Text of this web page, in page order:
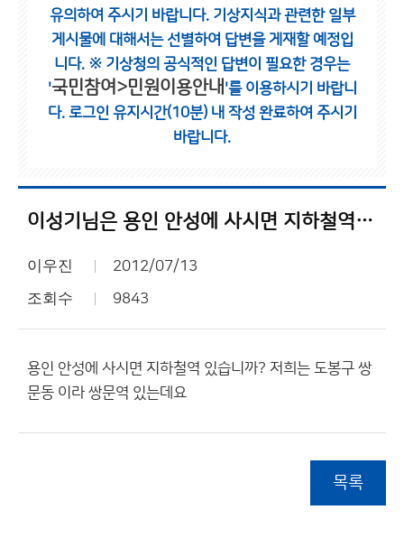
유의하여 주시기 바랍니다. 기상지식과 관련한 일부
게시물에 대해서는 선별하여 답변을 게재할 예정입
니다. ※ 기상청의 공식적인 답변이 필요한 경우는
'국민참여>민원이용안내 '를 이용하시기 바랍니
다. 로그인 유지시간(10분) 내 작성 완료하여 주시기
바랍니다.
이성기님은 용인 안성에 사시면 지하철역 있습니까?
이우진 2012/07/13
조회수 9843
용인 안성에 사시면 지하철역 있습니까? 저희는 도봉구 쌍
문동 이라 쌍문역 있는데요
목록